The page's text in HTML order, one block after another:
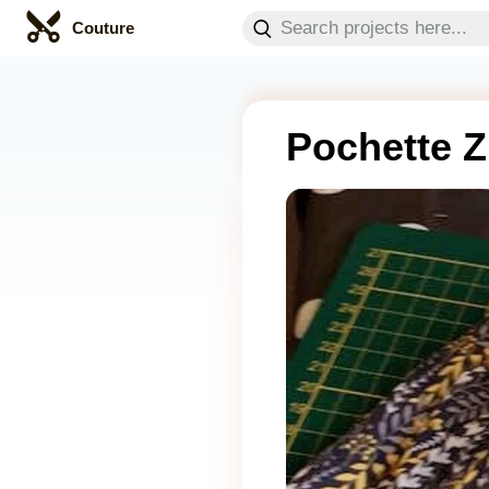
Couture
Pochette